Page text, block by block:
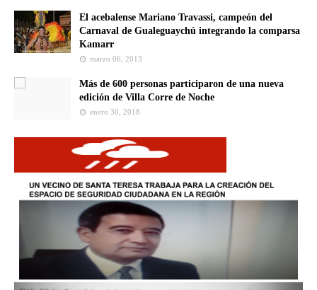
El acebalense Mariano Travassi, campeón del
Carnaval de Gualeguaychú integrando la comparsa
Kamarr
marzo 06, 2013
Más de 600 personas participaron de una nueva
edición de Villa Corre de Noche
enero 30, 2018